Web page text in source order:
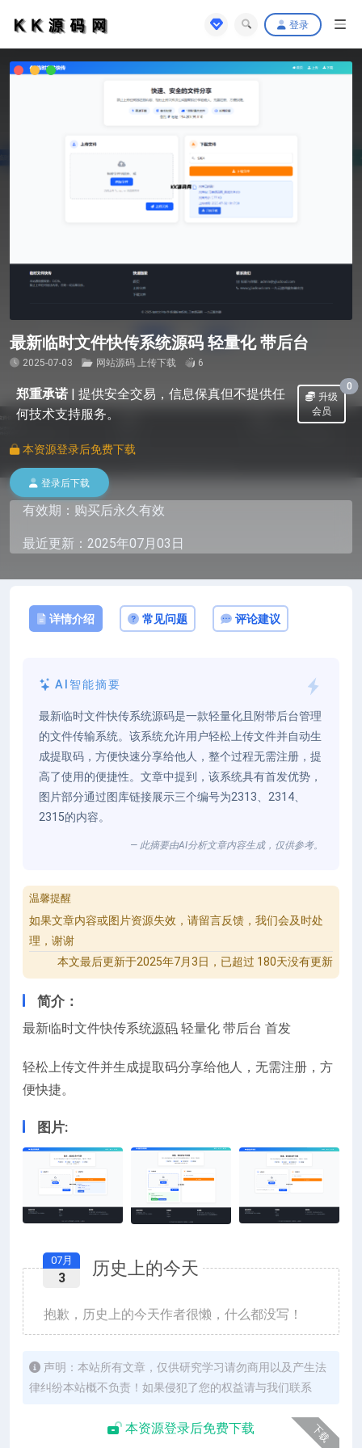
登录
最新临时文件快传系统源码 轻量化 带后台
2025-07-03 网站源码 上传下载 6
郑重承诺
提供安全交易，信息保真但不提供任
何技术支持服务。
升级
会员
0
本资源登录后免费下载
登录后下载
有效期：购买后永久有效
最近更新：2025年07月03日
详情介绍 常见问题 评论建议
AI智能摘要
最新临时文件快传系统源码是一款轻量化且附带后台管理
的文件传输系统。该系统允许用户轻松上传文件并自动生
成提取码，方便快速分享给他人，整个过程无需注册，提
高了使用的便捷性。文章中提到，该系统具有首发优势，
图片部分通过图库链接展示三个编号为2313、2314、
2315的内容。
— 此摘要由AI分析文章内容生成，仅供参考。
温馨提醒
如果文章内容或图片资源失效，请留言反馈，我们会及时处
理，谢谢
本文最后更新于2025年7月3日，已超过 180天没有更新
简介：
最新临时文件快传系统源码 轻量化 带后台 首发
轻松上传文件并生成提取码分享给他人，无需注册，方
便快捷。
图片:
历史上的今天
07月
3
抱歉，历史上的今天作者很懒，什么都没写！
声明：本站所有文章，仅供研究学习请勿商用以及产生法
律纠纷本站概不负责！如果侵犯了您的权益请与我们联系
下载
本资源登录后免费下载